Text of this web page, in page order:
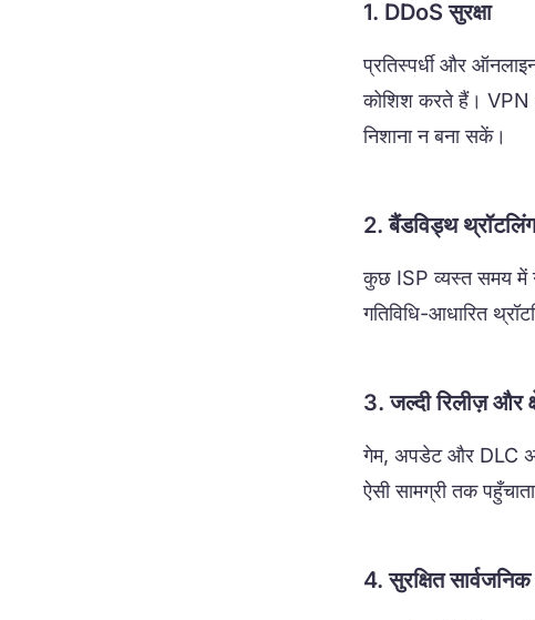
1. DDoS सुरक्षा
प्रतिस्पर्धी और
कोशिश करते हैं। VPN
निशाना न बना सकें।
2. बैंडविड्थ
कुछ ISP व्यस्त समय में
गतिविधि-आधारित
3. जल्दी रिलीज़ और
गेम, अपडेट और DLC
ऐसी सामग्री तक
4. सुरक्षित